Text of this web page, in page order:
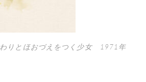
りとほおづえをつく少女 1971年